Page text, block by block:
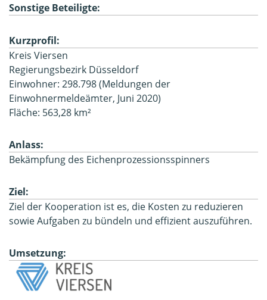
Sonstige Beteiligte:
Kurzprofil:
Kreis Viersen
Regierungsbezirk Düsseldorf
Einwohner: 298.798 (Meldungen der
Einwohnermeldeämter, Juni 2020)
Fläche: 563,28 km²
Anlass:
Bekämpfung des Eichenprozessionsspinners
Ziel:
Ziel der Kooperation ist es, die Kosten zu reduzieren
sowie Aufgaben zu bündeln und effizient auszuführen.
Umsetzung: